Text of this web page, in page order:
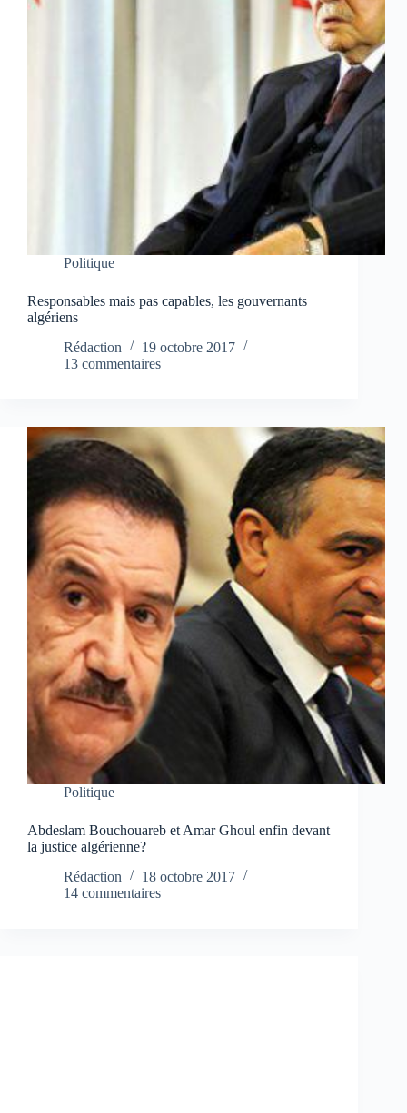
Politique
Responsables mais pas capables, les gouvernants
algériens
Rédaction
19 octobre 2017
13 commentaires
Politique
Abdeslam Bouchouareb et Amar Ghoul enfin devant
la justice algérienne?
Rédaction
18 octobre 2017
14 commentaires